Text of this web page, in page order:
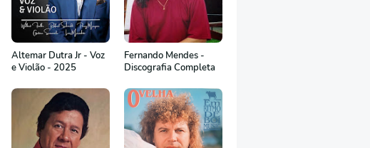
Altemar Dutra Jr - Voz
e Violão - 2025
Fernando Mendes -
Discografia Completa